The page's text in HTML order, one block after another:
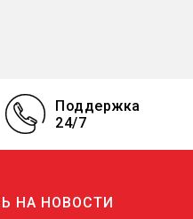
Поддержка
24/7
НА НОВОСТИ